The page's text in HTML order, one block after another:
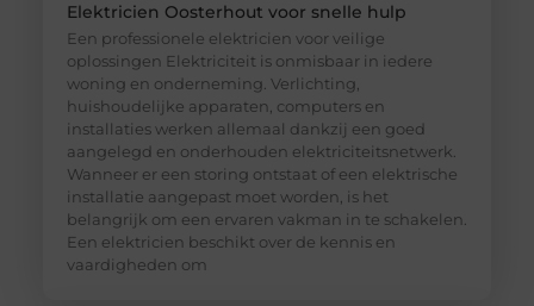
Elektricien Oosterhout voor snelle hulp
Een professionele elektricien voor veilige
oplossingen Elektriciteit is onmisbaar in iedere
woning en onderneming. Verlichting,
huishoudelijke apparaten, computers en
installaties werken allemaal dankzij een goed
aangelegd en onderhouden elektriciteitsnetwerk.
Wanneer er een storing ontstaat of een elektrische
installatie aangepast moet worden, is het
belangrijk om een ervaren vakman in te schakelen.
Een elektricien beschikt over de kennis en
vaardigheden om